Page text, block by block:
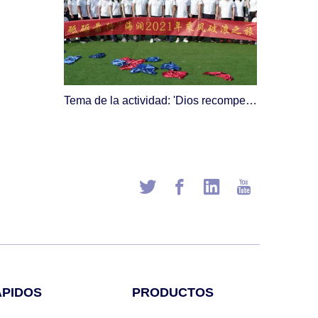
Tema de la actividad: 'Dios recompensa a los diligentes, necesitamos seguir adelante' El viaje del horizonte 2021 de Braving the Wind and Waves.
PRODUCTOS